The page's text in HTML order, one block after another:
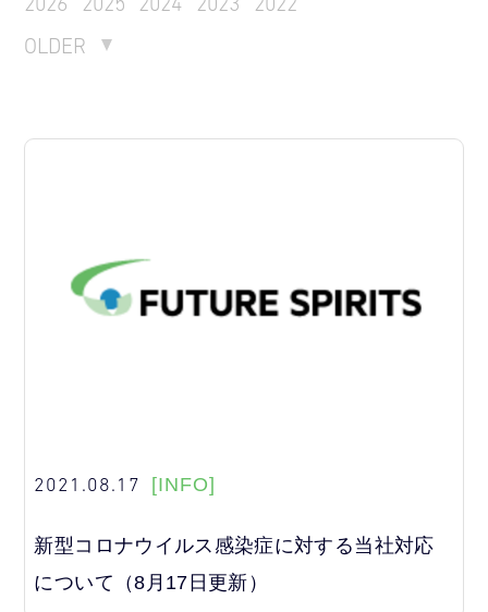
OLDER
2021.08.17 [INFO]
新型コロナウイルス感染症に対する当社対応
について（8月17日更新）